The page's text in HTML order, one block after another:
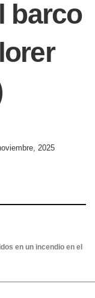
barco
2025
en un incendio en el